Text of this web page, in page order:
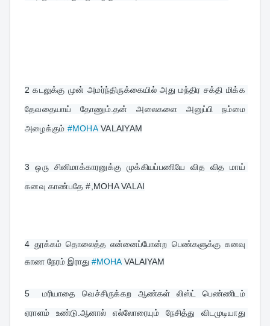
2 கடலுக்கு முன் அமர்ந்திருக்கையில் அது மந்திர சக்தி மிக்க
தேவதையாய் தோணும்.தன் அலைகளை அனுப்பி நம்மை
அழைக்கும் #MOHA VALAIYAM
3 ஒரு சினிமாக்காரனுக்கு முக்கியப்பணியே வித வித மாய்
கனவு காண்பதே #,MOHA VALAI
4 தூக்கம் தொலைத்த என்னைப்போன்ற பெண்களுக்கு கனவு
காண நேரம் இராது #MOHA VALAIYAM
5 மரியாதை வெச்சிருக்கற ஆண்கள் லிஸ்ட் பெண்ணிடம்
ஏராளம் உண்டு.ஆனால் எல்லோரையும் நேசித்து விடமுடியாது